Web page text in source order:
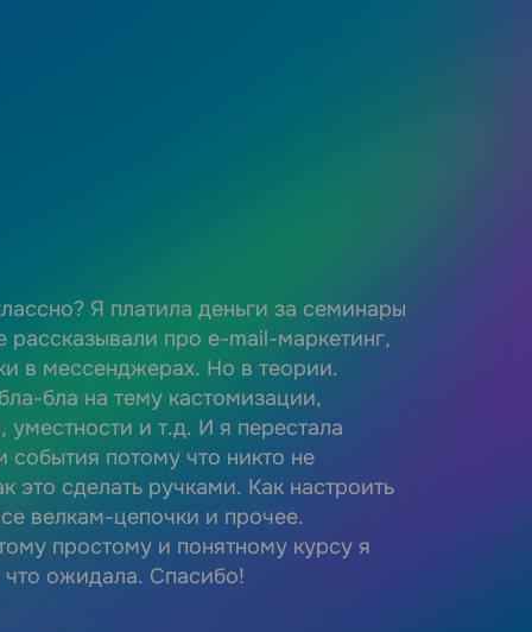
Я платила деньги за семинары
рассказывали про e-mail-маркетинг,
в мессенджерах. Но в теории.
бла на тему кастомизации,
уместности и т.д. И я перестала
события потому что никто не
это сделать ручками. Как настроить
велкам-цепочки и прочее.
простому и понятному курсу я
что ожидала. Спасибо!